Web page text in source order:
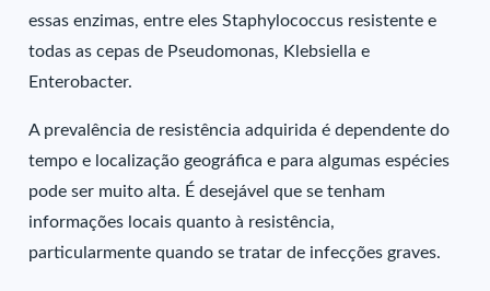
essas enzimas, entre eles Staphylococcus resistente e
todas as cepas de Pseudomonas, Klebsiella e
Enterobacter.
A prevalência de resistência adquirida é dependente do
tempo e localização geográfica e para algumas espécies
pode ser muito alta. É desejável que se tenham
informações locais quanto à resistência,
particularmente quando se tratar de infecções graves.